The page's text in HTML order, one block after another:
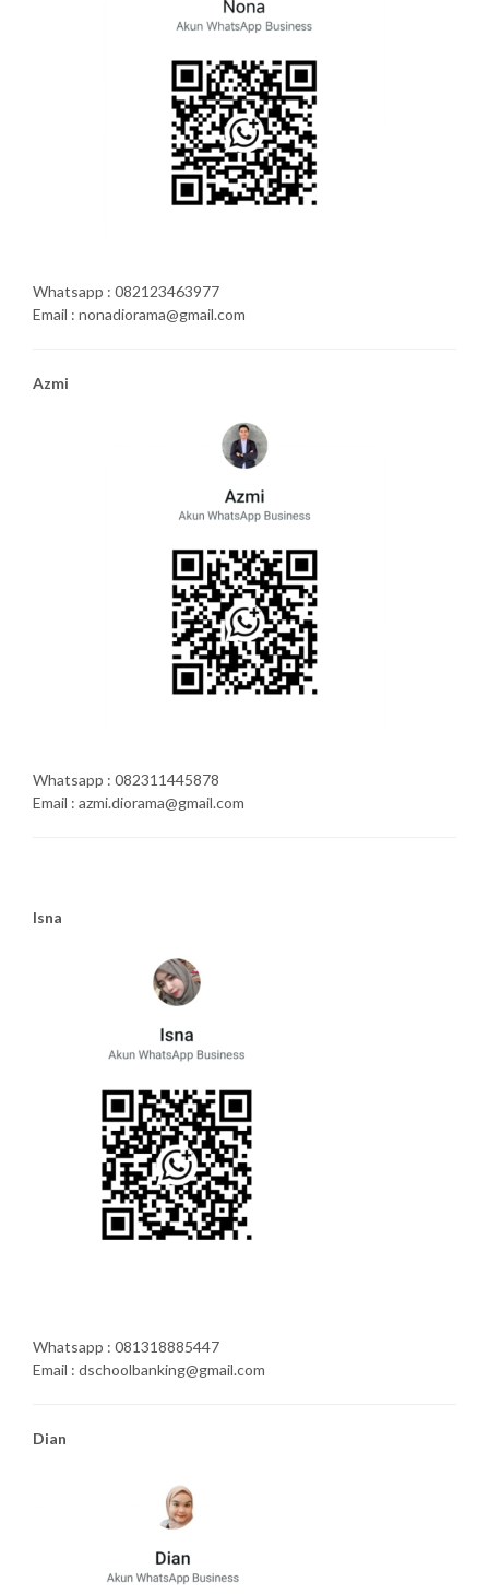
Whatsapp : 082123463977
Email : nonadiorama@gmail.com
Azmi
Whatsapp : 082311445878
Email : azmi.diorama@gmail.com
Isna
Whatsapp : 081318885447
Email : dschoolbanking@gmail.com
Dian